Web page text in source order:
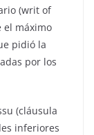
(writ of
el máximo
pidió la
por los
(cláusula
inferiores